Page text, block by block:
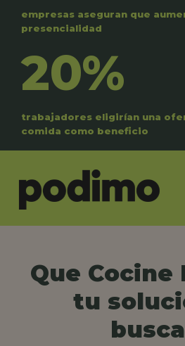
empresas aseguran que
presencialidad
20%
trabajadores eligirían una
comida como beneficio
Que Cocine
tu